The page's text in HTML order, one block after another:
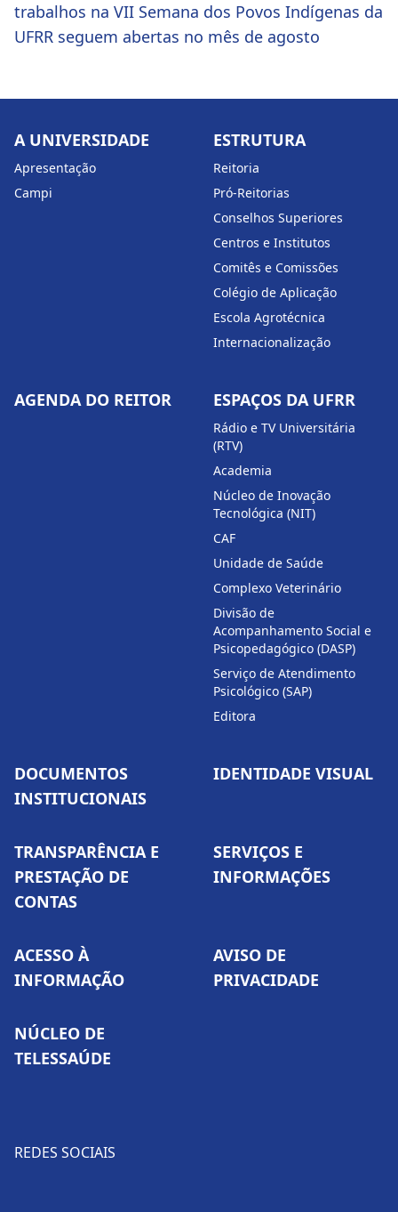
trabalhos na VII Semana dos Povos Indígenas da
UFRR seguem abertas no mês de agosto
A UNIVERSIDADE
Apresentação
Campi
ESTRUTURA
Reitoria
Pró-Reitorias
Conselhos Superiores
Centros e Institutos
Comitês e Comissões
Colégio de Aplicação
Escola Agrotécnica
Internacionalização
AGENDA DO REITOR ESPAÇOS DA UFRR
Rádio e TV Universitária
(RTV)
Academia
Núcleo de Inovação
Tecnológica (NIT)
CAF
Unidade de Saúde
Complexo Veterinário
Divisão de
Acompanhamento Social e
Psicopedagógico (DASP)
Serviço de Atendimento
Psicológico (SAP)
Editora
DOCUMENTOS
INSTITUCIONAIS
IDENTIDADE VISUAL
TRANSPARÊNCIA E
PRESTAÇÃO DE
CONTAS
SERVIÇOS E
INFORMAÇÕES
ACESSO À
INFORMAÇÃO
AVISO DE
PRIVACIDADE
NÚCLEO DE
TELESSAÚDE
REDES SOCIAIS